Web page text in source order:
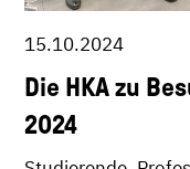
15.10.2024
Die HKA zu
2024